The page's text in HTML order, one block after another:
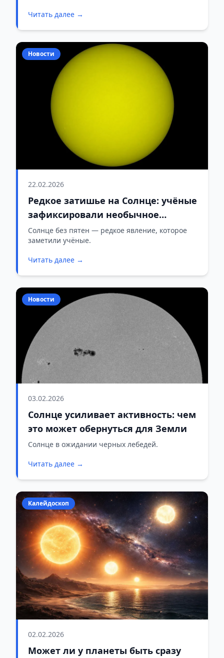
Читать далее →
Новости
22.02.2026
Редкое затишье на Солнце: учёные
зафиксировали необычное
явление
Солнце без пятен — редкое явление, которое
заметили учёные.
Читать далее →
Новости
03.02.2026
Солнце усиливает активность: чем
это может обернуться для Земли
Солнце в ожидании черных лебедей.
Читать далее →
Калейдоскоп
02.02.2026
Может ли у планеты быть сразу